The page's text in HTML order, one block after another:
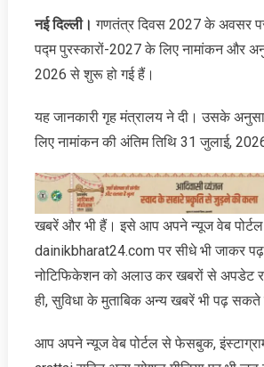
नई दिल्ली।गणतंत्र दिवस 2027 के अवसर पर
पद्म पुरस्कारों-2027 के लिए नामांकन और
2026 से शुरू हो गई हैं।
यह जानकारी गृह मंत्रालय ने दी। उसके
लिए नामांकन की अंतिम तिथि 31 जुलाई,
खबरें और भी हैं। इसे आप अपने न्‍यूज वेब पोर्टल
dainikbharat24.com पर सीधे भी जाकर
नोटिफिकेशन को अलाउ कर खबरों से अपडेट
ही, सुविधा के मुताबिक अन्‍य खबरें भी पढ़ सकते
आप अपने न्‍यूज वेब पोर्टल से फेसबुक,